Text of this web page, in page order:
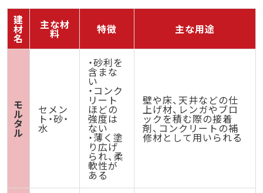
建
材
名
主な材
料 特徴 主な用途
モ
ル
タ
ル
セメン
ト・砂・
水
・砂利を
含まな
い
・コンク
リート
ほどの
強度は
ない
・薄く塗
り広げ
られ、柔
軟性が
ある
壁や床、天井などの仕
上げ材、レンガやブロ
ックを積む際の接着
剤、コンクリートの補
修材として用いられる